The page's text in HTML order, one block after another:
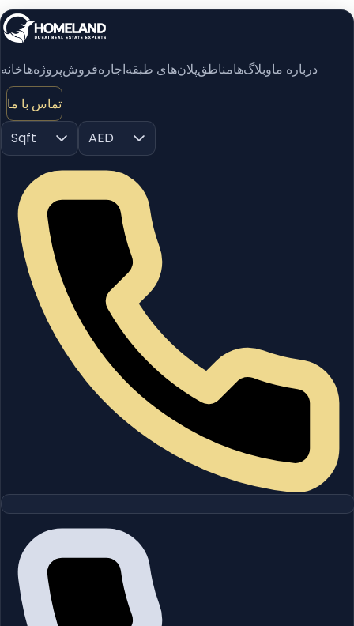
خانهپروژه‌هافروشاجارهپلان‌های طبقهمناطقوبلاگ‌هادرباره ما
تماس با ما
Sqft
AED